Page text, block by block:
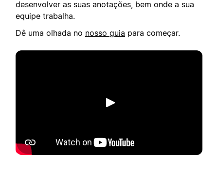
desenvolver as suas anotações, bem onde a sua
equipe trabalha.
Dê uma olhada no nosso guia para começar.
Reproduzir